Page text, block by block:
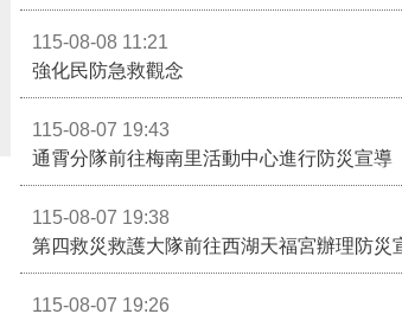
115-08-08 11:21
強化民防急救觀念
115-08-07 19:43
通霄分隊前往梅南里活動中心進行防災宣導
115-08-07 19:38
第四救災救護大隊前往西湖天福宮辦理防災
115-08-07 19:26